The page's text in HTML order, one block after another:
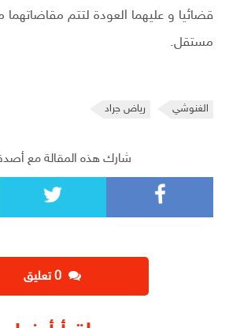
قضائيا و عليهما العودة لتتم
مستقل.
الغنوشي رياض جراد
شارك هذه المقالة مع